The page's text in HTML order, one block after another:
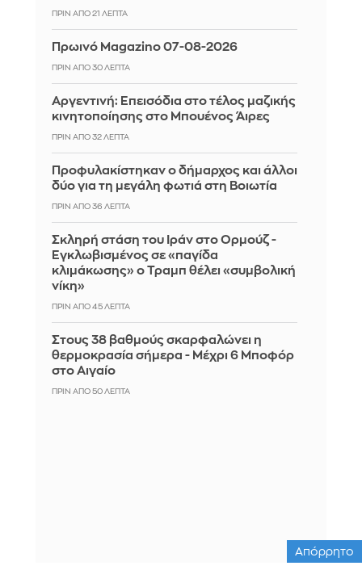
ΠΡΙΝ ΑΠΌ 21 ΛΕΠΤΆ
Πρωινό Magazino 07-08-2026
ΠΡΙΝ ΑΠΌ 30 ΛΕΠΤΆ
Αργεντινή: Επεισόδια στο τέλος μαζικής
κινητοποίησης στο Μπουένος Άιρες
ΠΡΙΝ ΑΠΌ 32 ΛΕΠΤΆ
Προφυλακίστηκαν ο δήμαρχος και άλλοι
δύο για τη μεγάλη φωτιά στη Βοιωτία
ΠΡΙΝ ΑΠΌ 36 ΛΕΠΤΆ
Σκληρή στάση του Ιράν στο Ορμούζ -
Εγκλωβισμένος σε «παγίδα
κλιμάκωσης» ο Τραμπ θέλει «συμβολική
νίκη»
ΠΡΙΝ ΑΠΌ 45 ΛΕΠΤΆ
Στους 38 βαθμούς σκαρφαλώνει η
θερμοκρασία σήμερα - Μέχρι 6 Μποφόρ
στο Αιγαίο
ΠΡΙΝ ΑΠΌ 50 ΛΕΠΤΆ
Απόρρητο